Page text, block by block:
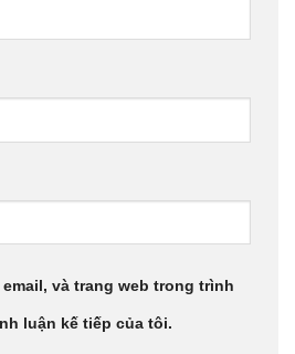
và trang web trong trình
luận kế tiếp của tôi.